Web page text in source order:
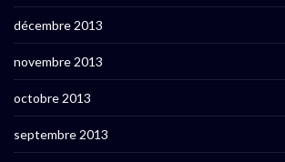
décembre 2013
novembre 2013
octobre 2013
septembre 2013